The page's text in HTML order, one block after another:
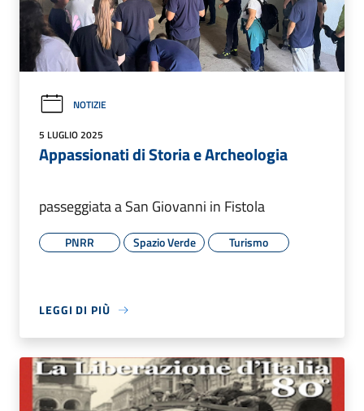
NOTIZIE
5 LUGLIO 2025
Appassionati di Storia e Archeologia
passeggiata a San Giovanni in Fistola
PNRR Spazio Verde Turismo
LEGGI DI PIÙ